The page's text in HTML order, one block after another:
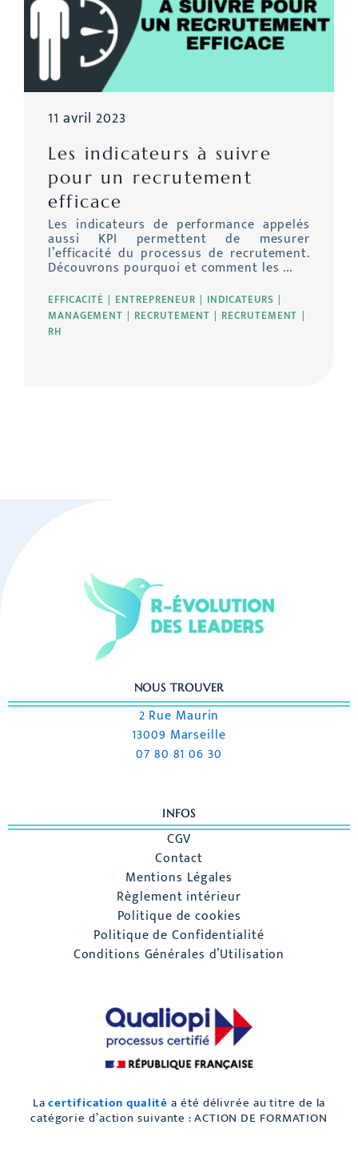
EFFICACITÉ ENTREPRENEUR
INDICATEURS
MANAGEMENT
RECRUTEMENT
RECRUTEMENT
RH
Les indicateurs à suivre
pour un recrutement
efficace
11 avril 2023
Les indicateurs de performance appelés
aussi KPI permettent de mesurer
l’efficacité du processus de recrutement.
Découvrons pourquoi et comment les ...
NOUS TROUVER
2 Rue Maurin
13009 Marseille
07 80 81 06 30
INFOS
CGV
Contact
Mentions Légales
Règlement intérieur
Politique de cookies
Politique de Confidentialité
Conditions Générales d’Utilisation
Lacertification qualité a été délivrée au titre de la
catégorie d’action suivante : ACTION DE FORMATION